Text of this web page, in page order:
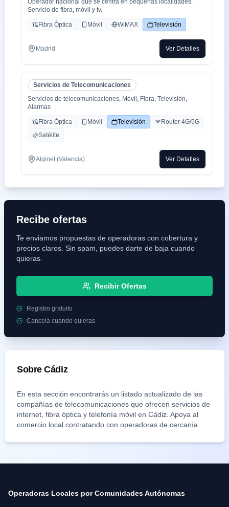
Operador nacional que se centra en pequeñas localidades.
Servicio de fibra, móvil y tv.
Fibra Óptica Móvil WiMAX Televisión
Madrid Ver Detalles
Servicios de Telecomunicaciones
Servicios de telecomunicaciones, Móvil, Fibra, Televisión,
Alarmas
Fibra Óptica Móvil Televisión
Router 4G/5G
Satélite
Alginet (Valencia) Ver Detalles
Recibe ofertas
Te enviamos propuestas de operadoras con cobertura y
precios claros. Sin spam, puedes darte de baja cuando
quieras.
Recibir Ofertas
Registro gratuito
Cancela cuando quieras
SobreCádiz
En esta sección encontrarás un listado actualizado de las
compañías de telecomunicaciones que ofrecen servicios de
internet, fibra óptica y telefonía móvil en Cádiz . Apoya al
comercio local contratando con operadoras de cercanía.
Operadoras Locales por Comunidades Autónomas